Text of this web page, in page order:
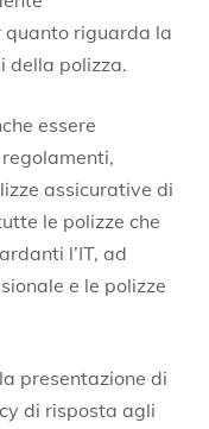
quanto riguarda la
della polizza.
essere
assicurative di
le polizze che
l’IT, ad
e le polizze
presentazione di
di risposta agli